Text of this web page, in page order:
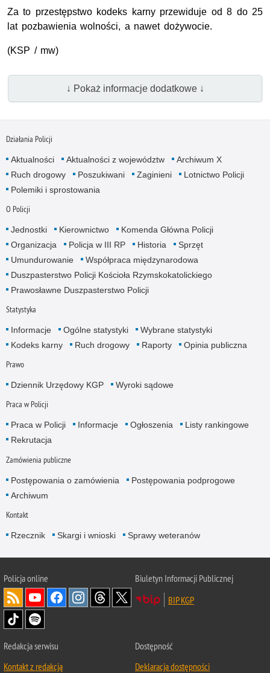
Za to przestępstwo kodeks karny przewiduje od 8 do 25
lat pozbawienia wolności, a nawet dożywocie.
(KSP / mw)
↓ Pokaż informacje dodatkowe ↓
Działania Policji
Aktualności Aktualności z województw
Archiwum X
Ruch drogowy
Poszukiwani Zaginieni
Lotnictwo Policji
Polemiki i sprostowania
O Policji
Jednostki Kierownictwo
Komenda Główna Policji
Organizacja
Policja w III RP Historia
Sprzęt
Umundurowanie
Współpraca międzynarodowa
Duszpasterstwo Policji Kościoła Rzymskokatolickiego
Prawosławne Duszpasterstwo Policji
Statystyka
Informacje Ogólne statystyki
Wybrane statystyki
Kodeks karny
Ruch drogowy Raporty Opinia publiczna
Prawo
Dziennik Urzędowy KGP Wyroki sądowe
Praca w Policji
Praca w Policji Informacje Ogłoszenia
Listy rankingowe
Rekrutacja
Zamówienia publiczne
Postępowania o zamówienia
Postępowania podprogowe
Archiwum
Kontakt
Rzecznik Skargi i wnioski Sprawy weteranów
Policjaonline
Biuletyn Informacji Publicznej
BIP KGP
Redakcja serwisu
Kontakt z redakcją
Dostępność
Deklaracja dostępności